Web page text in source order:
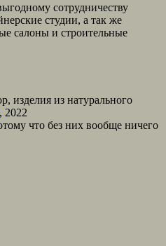
сотрудничеству
студии, а так же
салоны и строительные
изделия из натурального
, 2022
что без них вообще ничего